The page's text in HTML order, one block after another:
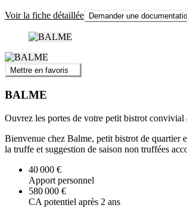
Voir la fiche détaillée Demander une
Mettre en favoris
BALME
Ouvrez les portes de votre petit bistrot
Bienvenue chez Balme, petit bistrot de quartier
la truffe et suggestion de saison non truffées
40 000 €
Apport personnel
580 000 €
CA potentiel après 2 ans